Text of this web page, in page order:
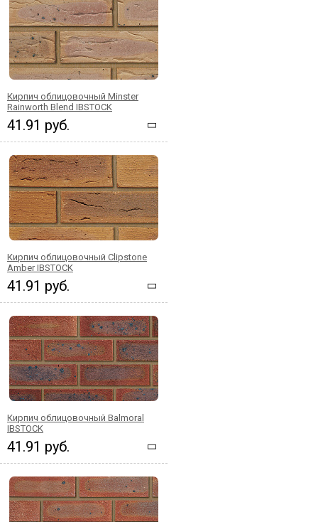
Кирпич облицовочный Minster
Rainworth Blend IBSTOCK
41.91 руб.
Кирпич облицовочный Clipstone
Amber IBSTOCK
41.91 руб.
Кирпич облицовочный Balmoral
IBSTOCK
41.91 руб.